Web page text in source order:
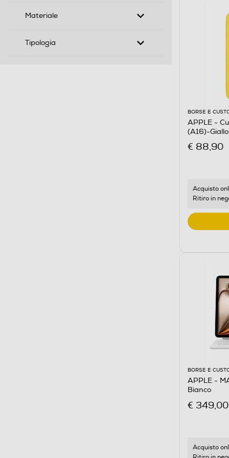
Materiale
Tipologia
BORSE E
APPLE -
(A16)-
€ 88,90
Acquisto
Ritiro in
BORSE E
APPLE -
Bianco
€ 349,00
Acquisto